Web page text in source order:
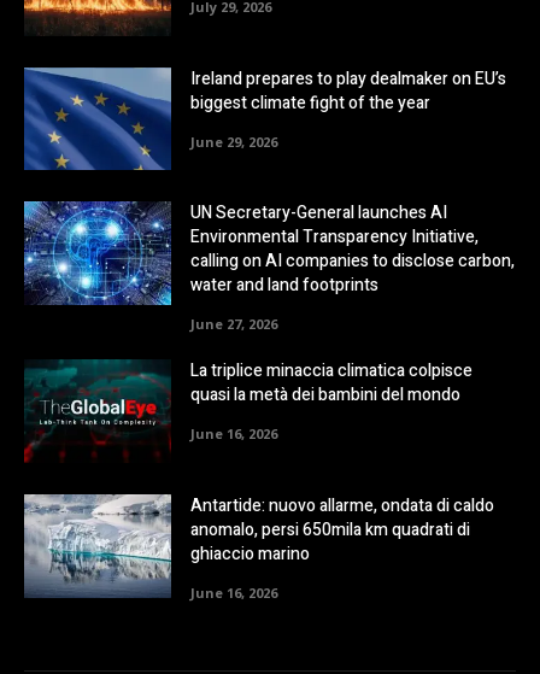
July 29, 2026
Ireland prepares to play dealmaker on EU’s
biggest climate fight of the year
June 29, 2026
UN Secretary-General launches AI
Environmental Transparency Initiative,
calling on AI companies to disclose carbon,
water and land footprints
June 27, 2026
La triplice minaccia climatica colpisce
quasi la metà dei bambini del mondo
June 16, 2026
Antartide: nuovo allarme, ondata di caldo
anomalo, persi 650mila km quadrati di
ghiaccio marino
June 16, 2026